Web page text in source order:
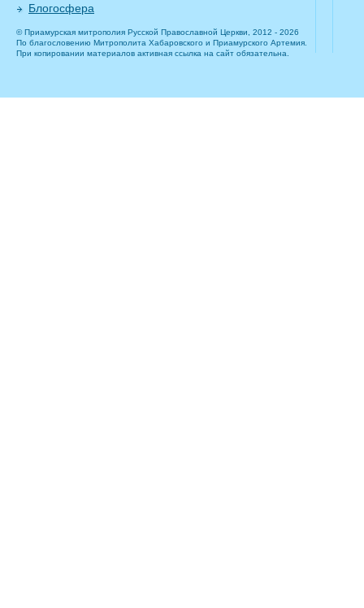
Блогосфера
© Приамурская митрополия Русской Православной Церкви, 2012 - 2026
По благословению Митрополита Хабаровского и Приамурского Артемия.
При копировании материалов активная ссылка на сайт обязательна.